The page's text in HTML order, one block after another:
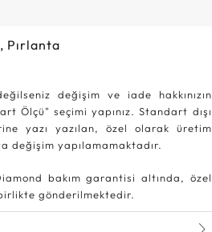
Pırlanta
değişim ve iade hakkınızın
Ölçü" seçimi yapınız. Standart dışı
yazı yazılan, özel olarak üretim
değişim yapılamamaktadır.
bakım garantisi altında, özel
gönderilmektedir.